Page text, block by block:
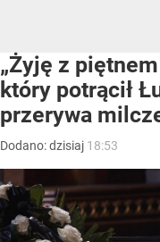
„Żyję z
który potrącił
przerywa
Dodano:dzisiaj 18:53